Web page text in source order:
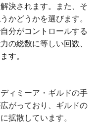
決されます。また、そ
かどうかを選びます。
分がコントロールする
の総数に等しい回数、
す。
ィミーア・ギルドの手
がっており、ギルドの
拡散しています。